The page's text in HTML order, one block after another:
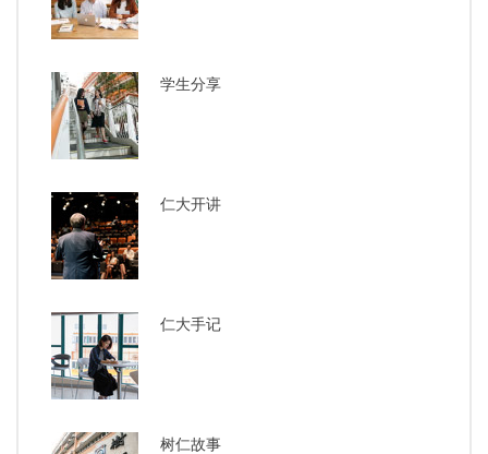
学生分享
仁大开讲
仁大手记
树仁故事